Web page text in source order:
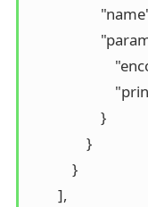
                    }
                }
            }
        ],